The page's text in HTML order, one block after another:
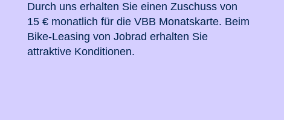
Durch uns erhalten Sie einen Zuschuss von
15 € monatlich für die VBB Monatskarte. Beim
Bike-Leasing von Jobrad erhalten Sie
attraktive Konditionen.